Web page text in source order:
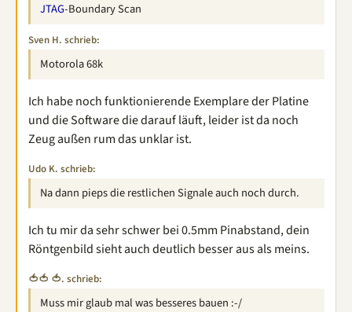
JTAG-Boundary Scan
Sven H. schrieb:
Motorola 68k
Ich habe noch funktionierende Exemplare der Platine
und die Software die darauf läuft, leider ist da noch
Zeug außen rum das unklar ist.
Udo K. schrieb:
Na dann pieps die restlichen Signale auch noch durch.
Ich tu mir da sehr schwer bei 0.5mm Pinabstand, dein
Röntgenbild sieht auch deutlich besser aus als meins.
🍅🍅 🍅. schrieb:
Muss mir glaub mal was besseres bauen :-/